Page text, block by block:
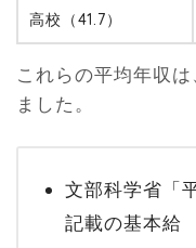
高校（41.7）
これらの平均年収
ました。
文部科学省「
記載の基本給